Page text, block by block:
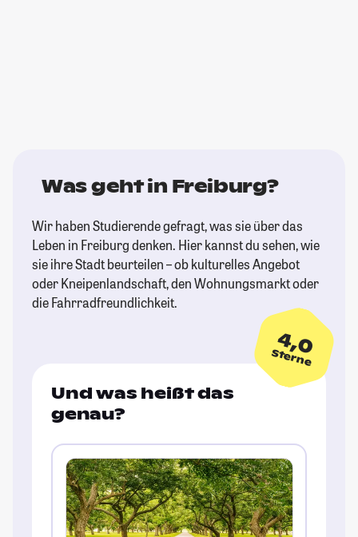
Was geht in Freiburg?
Wir haben Studierende gefragt, was sie über das
Leben in Freiburg denken. Hier kannst du sehen, wie
sie ihre Stadt beurteilen – ob kulturelles Angebot
oder Kneipenlandschaft, den Wohnungsmarkt oder
die Fahrradfreundlichkeit.
4,0
Sterne
Und was heißt das
genau?